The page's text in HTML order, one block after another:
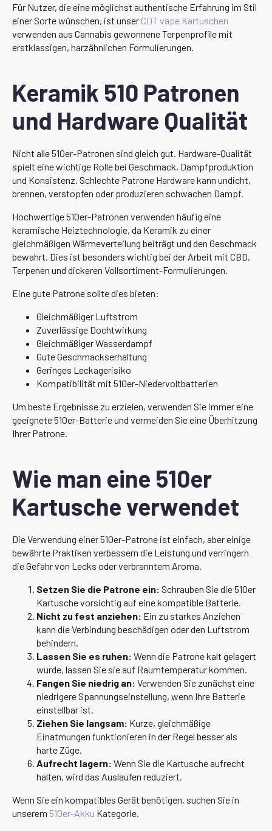
Für Nutzer, die eine möglichst authentische Erfahrung im Stil
einer Sorte wünschen, ist unser CDT vape Kartuschen
verwenden aus Cannabis gewonnene Terpenprofile mit
erstklassigen, harzähnlichen Formulierungen.
Keramik 510 Patronen
und Hardware Qualität
Nicht alle 510er-Patronen sind gleich gut. Hardware-Qualität
spielt eine wichtige Rolle bei Geschmack, Dampfproduktion
und Konsistenz. Schlechte Patrone Hardware kann undicht,
brennen, verstopfen oder produzieren schwachen Dampf.
Hochwertige 510er-Patronen verwenden häufig eine
keramische Heiztechnologie, da Keramik zu einer
gleichmäßigen Wärmeverteilung beiträgt und den Geschmack
bewahrt. Dies ist besonders wichtig bei der Arbeit mit CBD,
Terpenen und dickeren Vollsortiment-Formulierungen.
Eine gute Patrone sollte dies bieten:
Gleichmäßiger Luftstrom
Zuverlässige Dochtwirkung
Gleichmäßiger Wasserdampf
Gute Geschmackserhaltung
Geringes Leckagerisiko
Kompatibilität mit 510er-Niedervoltbatterien
Um beste Ergebnisse zu erzielen, verwenden Sie immer eine
geeignete 510er-Batterie und vermeiden Sie eine Überhitzung
Ihrer Patrone.
Wie man eine 510er
Kartusche verwendet
Die Verwendung einer 510er-Patrone ist einfach, aber einige
bewährte Praktiken verbessern die Leistung und verringern
die Gefahr von Lecks oder verbranntem Aroma.
Setzen Sie die Patrone ein: Schrauben Sie die 510er
Kartusche vorsichtig auf eine kompatible Batterie.
Nicht zu fest anziehen: Ein zu starkes Anziehen
kann die Verbindung beschädigen oder den Luftstrom
behindern.
Lassen Sie es ruhen: Wenn die Patrone kalt gelagert
wurde, lassen Sie sie auf Raumtemperatur kommen.
Fangen Sie niedrig an: Verwenden Sie zunächst eine
niedrigere Spannungseinstellung, wenn Ihre Batterie
einstellbar ist.
Ziehen Sie langsam: Kurze, gleichmäßige
Einatmungen funktionieren in der Regel besser als
harte Züge.
Aufrecht lagern: Wenn Sie die Kartusche aufrecht
halten, wird das Auslaufen reduziert.
Wenn Sie ein kompatibles Gerät benötigen, suchen Sie in
unserem 510er-Akku Kategorie.